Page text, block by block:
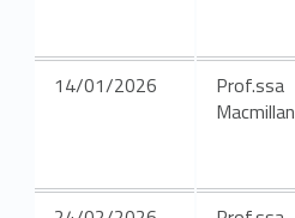
c14/01/2026
Prof.ssa
Macmillan